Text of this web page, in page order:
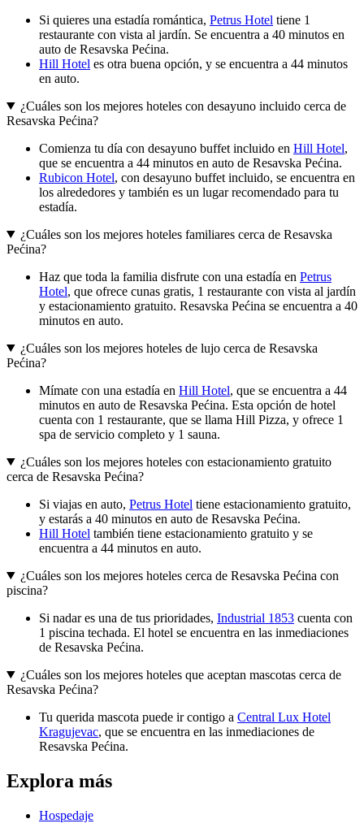
Si quieres una estadía romántica, Petrus Hotel tiene 1
restaurante con vista al jardín. Se encuentra a 40 minutos en
auto de Resavska Pećina.
Hill Hotel es otra buena opción, y se encuentra a 44 minutos
en auto.
¿Cuáles son los mejores hoteles con desayuno incluido cerca de
Resavska Pećina?
Comienza tu día con desayuno buffet incluido en Hill Hotel,
que se encuentra a 44 minutos en auto de Resavska Pećina.
Rubicon Hotel, con desayuno buffet incluido, se encuentra en
los alrededores y también es un lugar recomendado para tu
estadía.
¿Cuáles son los mejores hoteles familiares cerca de Resavska
Pećina?
Haz que toda la familia disfrute con una estadía en Petrus
Hotel, que ofrece cunas gratis, 1 restaurante con vista al jardín
y estacionamiento gratuito. Resavska Pećina se encuentra a 40
minutos en auto.
¿Cuáles son los mejores hoteles de lujo cerca de Resavska
Pećina?
Mímate con una estadía en Hill Hotel, que se encuentra a 44
minutos en auto de Resavska Pećina. Esta opción de hotel
cuenta con 1 restaurante, que se llama Hill Pizza, y ofrece 1
spa de servicio completo y 1 sauna.
¿Cuáles son los mejores hoteles con estacionamiento gratuito
cerca de Resavska Pećina?
Si viajas en auto, Petrus Hotel tiene estacionamiento gratuito,
y estarás a 40 minutos en auto de Resavska Pećina.
Hill Hotel también tiene estacionamiento gratuito y se
encuentra a 44 minutos en auto.
¿Cuáles son los mejores hoteles cerca de Resavska Pećina con
piscina?
Si nadar es una de tus prioridades, Industrial 1853 cuenta con
1 piscina techada. El hotel se encuentra en las inmediaciones
de Resavska Pećina.
¿Cuáles son los mejores hoteles que aceptan mascotas cerca de
Resavska Pećina?
Tu querida mascota puede ir contigo a Central Lux Hotel
Kragujevac, que se encuentra en las inmediaciones de
Resavska Pećina.
Explora más
Hospedaje